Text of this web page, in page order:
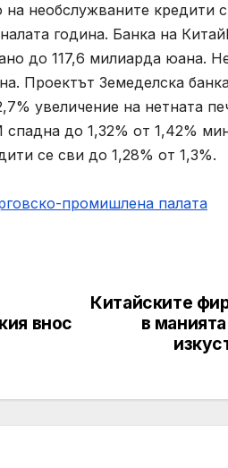
необслужваните кредити
година. Банка на
до 117,6 милиарда юана.
Проектът Земеделска
увеличение на нетната
до 1,32% от 1,42%
се сви до 1,28% от 1,3%.
промишлена палaта
Китайските
в
внос